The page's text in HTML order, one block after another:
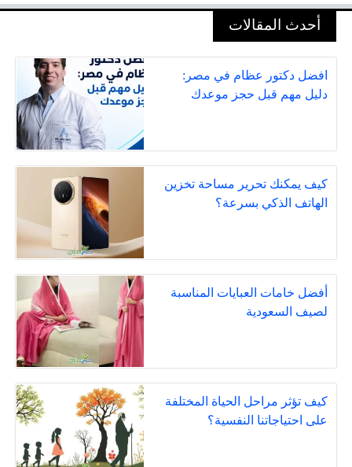
أحدث المقالات
افضل دكتور عظام في مصر:
دليل مهم قبل حجز موعدك
كيف يمكنك تحرير مساحة تخزين
الهاتف الذكي بسرعة؟
أفضل خامات العبايات المناسبة
لصيف السعودية
كيف تؤثر مراحل الحياة المختلفة
على احتياجاتنا النفسية؟